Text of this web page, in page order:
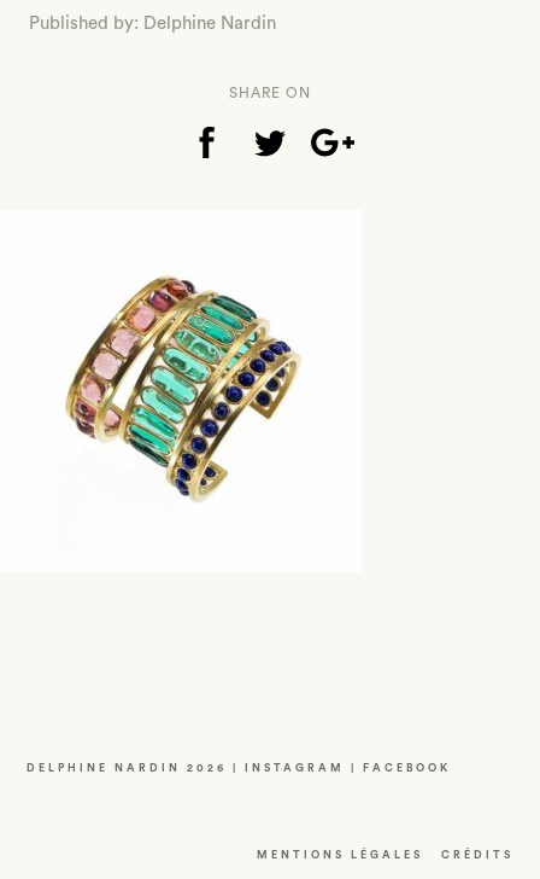
Published by: Delphine Nardin
SHARE ON
DELPHINE NARDIN 2026 | INSTAGRAM FACEBOOK
MENTIONS LÉGALES CRÉDITS